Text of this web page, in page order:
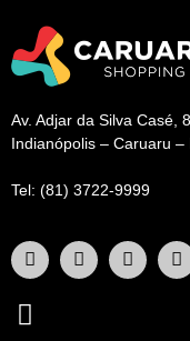
Av. Adjar da Silva Casé,
Indianópolis – Caruaru –
Tel: (81) 3722-9999